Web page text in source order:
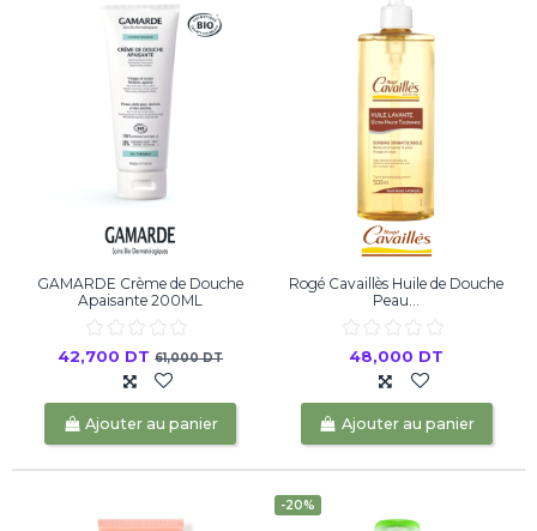
GAMARDE Crème de Douche
Apaisante 200ML
42,700 DT61,000 DT
Ajouter au panier
Rogé Cavaillès Huile de Douche
Peau...
48,000 DT
Ajouter au panier
-20%